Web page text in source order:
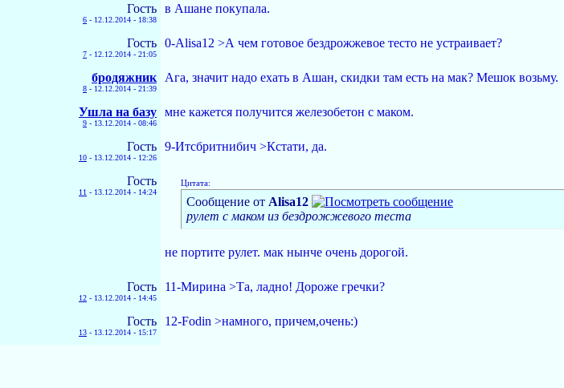
Гость
6 - 12.12.2014 - 18:38
в Ашане покупала.
Гость
7 - 12.12.2014 - 21:05
0-Alisa12 >А чем готовое бездрожжевое тесто не устраивает?
бродяжник
8 - 12.12.2014 - 21:39
Ага, значит надо ехать в Ашан, скидки там есть на мак? Мешок возьму.
Ушла на базу
9 - 13.12.2014 - 08:46
мне кажется получится железобетон с маком.
Гость
10 - 13.12.2014 - 12:26
9-Итсбритнибич >Кстати, да.
Гость
11 - 13.12.2014 - 14:24
Цитата:
Сообщение от Alisa12
рулет с маком из бездрожжевого теста
не портите рулет. мак нынче очень дорогой.
Гость
12 - 13.12.2014 - 14:45
11-Мирина >Та, ладно! Дороже гречки?
Гость
13 - 13.12.2014 - 15:17
12-Fodin >намного, причем,очень:)